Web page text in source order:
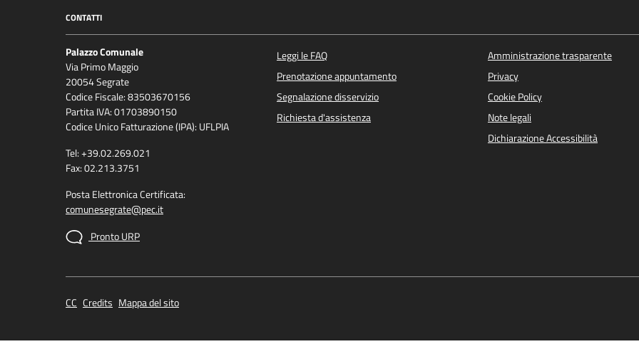
CONTATTI
Palazzo Comunale
Via Primo Maggio
20054 Segrate
Codice Fiscale: 83503670156
Partita IVA: 01703890150
Codice Unico Fatturazione (IPA): UFLPIA
Tel: +39.02.269.021
Fax: 02.213.3751
Posta Elettronica Certificata:
comunesegrate@pec.it
Pronto URP
Leggi le FAQ
Prenotazione appuntamento
Segnalazione disservizio
Richiesta d'assistenza
Amministrazione trasparente
Privacy
Cookie Policy
Note legali
Dichiarazione Accessibilità
CC Credits Mappa del sito